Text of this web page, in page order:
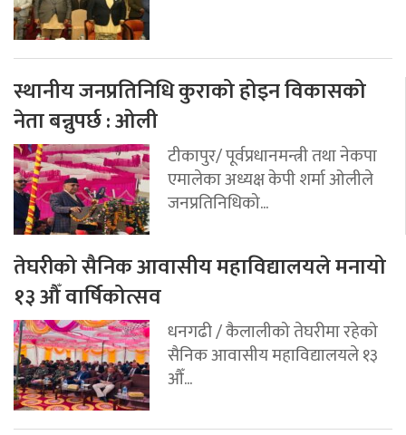
स्थानीय जनप्रतिनिधि कुराको होइन विकासको
नेता बन्नुपर्छ : ओली
टीकापुर/ पूर्वप्रधानमन्त्री तथा नेकपा
एमालेका अध्यक्ष केपी शर्मा ओलीले
जनप्रतिनिधिको...
तेघरीको सैनिक आवासीय महाविद्यालयले मनायो
१३ औँ वार्षिकोत्सव
धनगढी / कैलालीको तेघरीमा रहेको
सैनिक आवासीय महाविद्यालयले १३
औँ...